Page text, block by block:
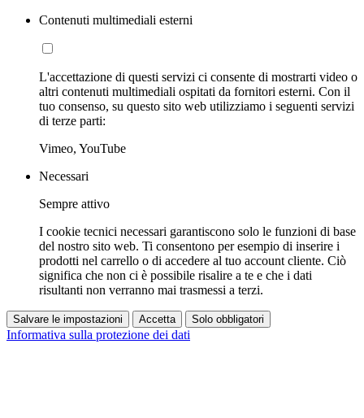
Contenuti multimediali esterni
L'accettazione di questi servizi ci consente di mostrarti video o
altri contenuti multimediali ospitati da fornitori esterni. Con il
tuo consenso, su questo sito web utilizziamo i seguenti servizi
di terze parti:
Vimeo, YouTube
Necessari
Sempre attivo
I cookie tecnici necessari garantiscono solo le funzioni di base
del nostro sito web. Ti consentono per esempio di inserire i
prodotti nel carrello o di accedere al tuo account cliente. Ciò
significa che non ci è possibile risalire a te e che i dati
risultanti non verranno mai trasmessi a terzi.
Salvare le impostazioni Accetta Solo obbligatori
Informativa sulla protezione dei dati